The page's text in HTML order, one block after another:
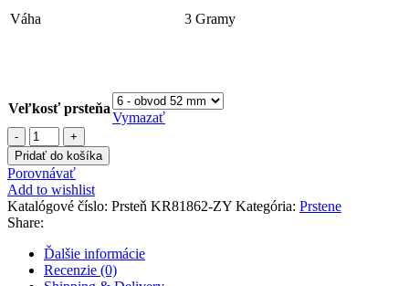
Váha
3 Gramy
Veľkosť prsteňa
Vymazať
množstvo
Zlatý
prsteň
z
chirurugickej
ocele
s
jedným
radom
zirkónov
Pridať do košíka
Porovnávať
Add to wishlist
Katalógové číslo: Prsteň KR81862-ZY Kategória: Prstene
Share:
Ďalšie informácie
Recenzie (0)